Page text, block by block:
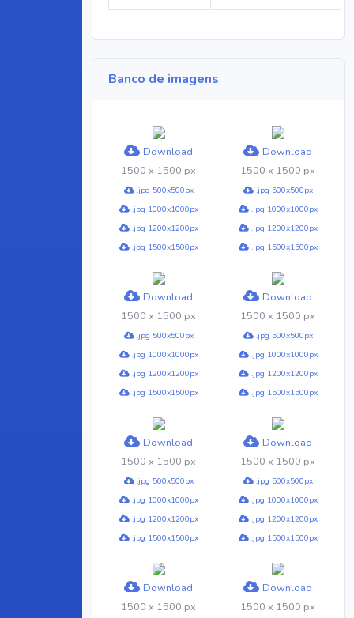
Banco de imagens
Download
1500 x 1500 px
.jpg 500x500px
.jpg 1000x1000px
.jpg 1200x1200px
.jpg 1500x1500px
Download
1500 x 1500 px
.jpg 500x500px
.jpg 1000x1000px
.jpg 1200x1200px
.jpg 1500x1500px
Download
1500 x 1500 px
.jpg 500x500px
.jpg 1000x1000px
.jpg 1200x1200px
.jpg 1500x1500px
Download
1500 x 1500 px
.jpg 500x500px
.jpg 1000x1000px
.jpg 1200x1200px
.jpg 1500x1500px
Download
1500 x 1500 px
.jpg 500x500px
.jpg 1000x1000px
.jpg 1200x1200px
.jpg 1500x1500px
Download
1500 x 1500 px
.jpg 500x500px
.jpg 1000x1000px
.jpg 1200x1200px
.jpg 1500x1500px
Download
1500 x 1500 px
Download
1500 x 1500 px